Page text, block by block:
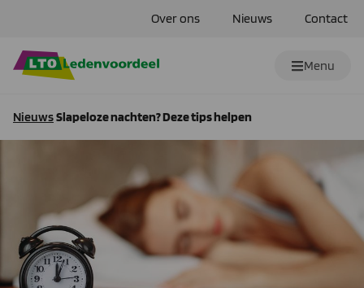
Over ons Nieuws Contact
Menu
NieuwsSlapeloze nachten? Deze tips helpen